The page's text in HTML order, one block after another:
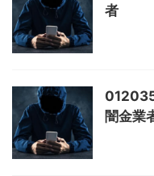
者
闇金業